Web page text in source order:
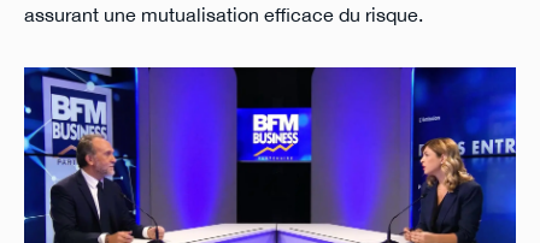
assurant une mutualisation efficace du risque.